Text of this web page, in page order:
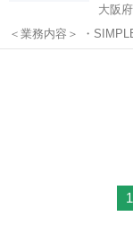
大阪
＜業務内容＞ ・
研修（約10種類）の企
1